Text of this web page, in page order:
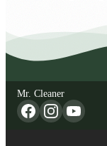
Mr. Cleaner